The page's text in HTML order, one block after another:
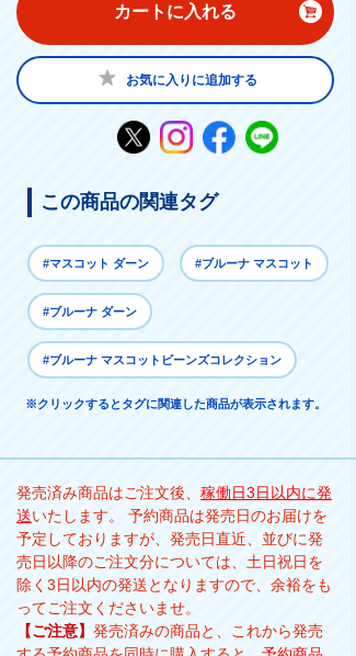
カートに入れる
お気に入りに追加する
この商品の関連タグ
#マスコット ダーン #ブルーナ マスコット
#ブルーナ ダーン
#ブルーナ マスコットビーンズコレクション
※クリックするとタグに関連した商品が表示されます。
発売済み商品はご注文後、 稼働日3日以内に発
送いたします。 予約商品は発売日のお届けを
予定しておりますが、発売日直近、並びに発
売日以降のご注文分については、土日祝日を
除く3日以内の発送となりますので、余裕をも
ってご注文くださいませ。
【ご注意】 発売済みの商品と、これから発売